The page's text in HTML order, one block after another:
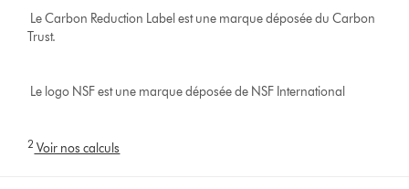
Le Carbon Reduction Label est une marque déposée du Carbon
Trust.
Le logo NSF est une marque déposée de NSF International
2 Voir nos calculs